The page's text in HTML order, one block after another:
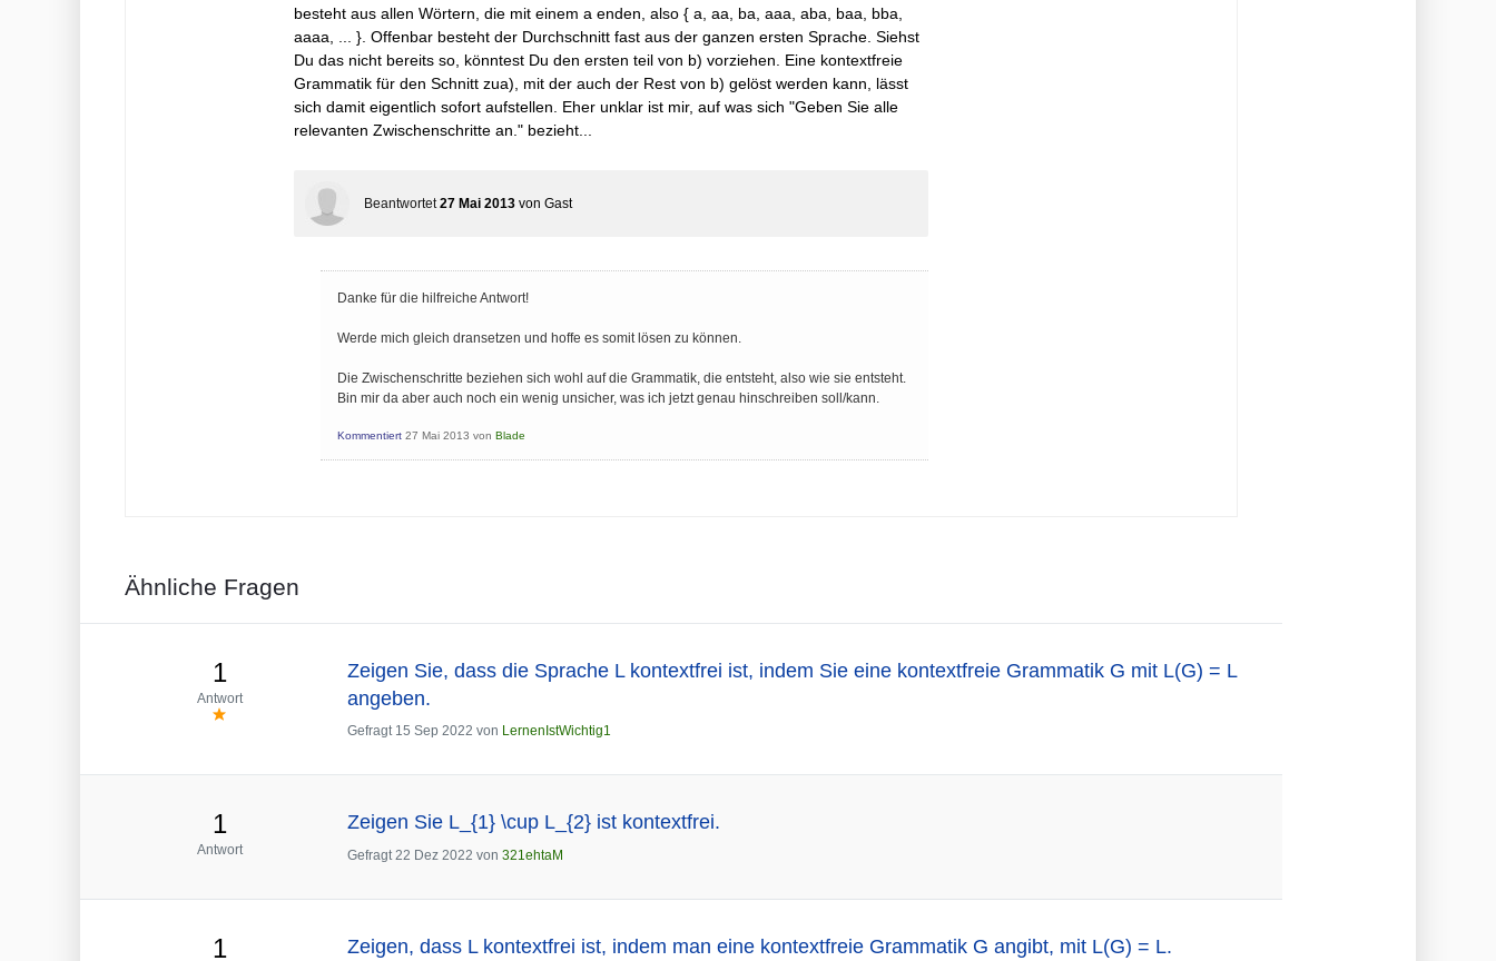
besteht aus allen Wörtern, die mit einem a enden, also { a, aa, ba, aaa, aba, baa, bba,
aaaa, ... }. Offenbar besteht der Durchschnitt fast aus der ganzen ersten Sprache. Siehst
Du das nicht bereits so, könntest Du den ersten teil von b) vorziehen. Eine kontextfreie
Grammatik für den Schnitt zua), mit der auch der Rest von b) gelöst werden kann, lässt
sich damit eigentlich sofort aufstellen. Eher unklar ist mir, auf was sich "Geben Sie alle
relevanten Zwischenschritte an." bezieht...
Beantwortet 27 Mai 2013 von Gast
Danke für die hilfreiche Antwort!
Werde mich gleich dransetzen und hoffe es somit lösen zu können.
Die Zwischenschritte beziehen sich wohl auf die Grammatik, die entsteht, also wie sie entsteht.
Bin mir da aber auch noch ein wenig unsicher, was ich jetzt genau hinschreiben soll/kann.
Kommentiert 27 Mai 2013 von Blade
Ähnliche Fragen
1
Antwort
Zeigen Sie, dass die Sprache L kontextfrei ist, indem Sie eine kontextfreie Grammatik G mit L(G) = L
angeben.
Gefragt 15 Sep 2022 von LernenIstWichtig1
1
Antwort
Zeigen Sie L_{1} \cup L_{2} ist kontextfrei.
Gefragt 22 Dez 2022 von 321ehtaM
1 Zeigen, dass L kontextfrei ist, indem man eine kontextfreie Grammatik G angibt, mit L(G) = L.